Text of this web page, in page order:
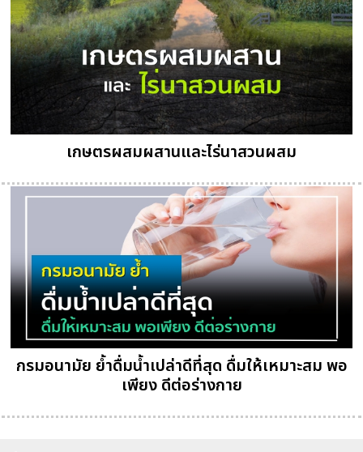
เกษตรผสมผสานและไร่นาสวนผสม
กรมอนามัย ย้ำดื่มน้ำเปล่าดีที่สุด ดื่มให้เหมาะสม พอ
เพียง ดีต่อร่างกาย